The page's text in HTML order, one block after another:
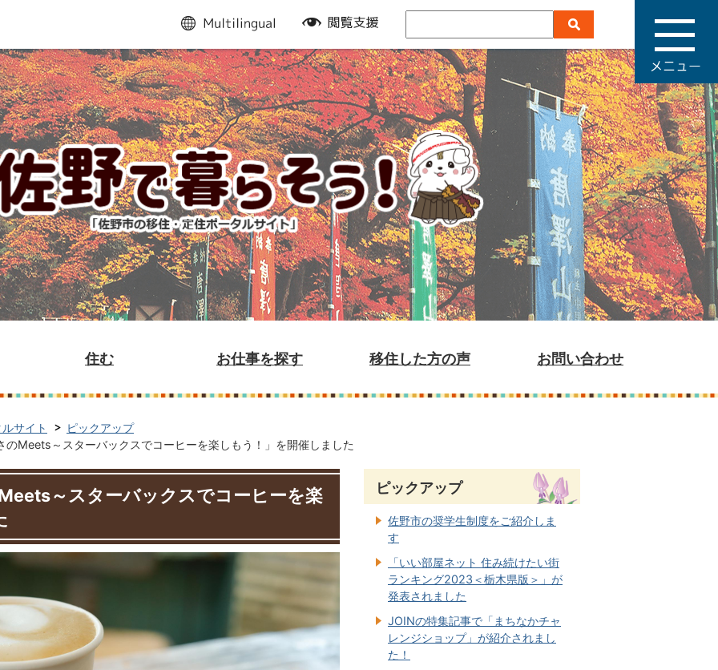
multilingual
閲
支
援
住む お仕事を探す 移住した方の声 お問い合わせ
サイト
ピックアップ
のMeets～スターバックスでコーヒーを楽しもう！」を開催しました
～スターバックスでコーヒーを楽
ピックアップ
佐野市の奨学生制度をご紹介しま
す
「いい部屋ネット 住み続けたい街
ランキング2023＜栃木県版＞」が
発表されました
JOINの特集記事で「まちなかチャ
レンジショップ」が紹介されまし
た！